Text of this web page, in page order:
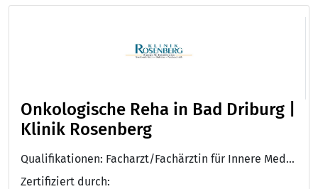
Onkologische Reha in Bad Driburg |
Klinik Rosenberg
Qualifikationen: Facharzt/Fachärztin für Innere Medizin, Diabetologe DDG, DEGEMED, Approbation als Arzt/Ärztin, Facharzt für Innere Medizin und Endokrinologie, Facharzt für Innere Medizin und Gastroenterologie
Zertifiziert durch: